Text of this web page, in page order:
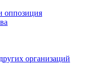
оппозиция
организаций